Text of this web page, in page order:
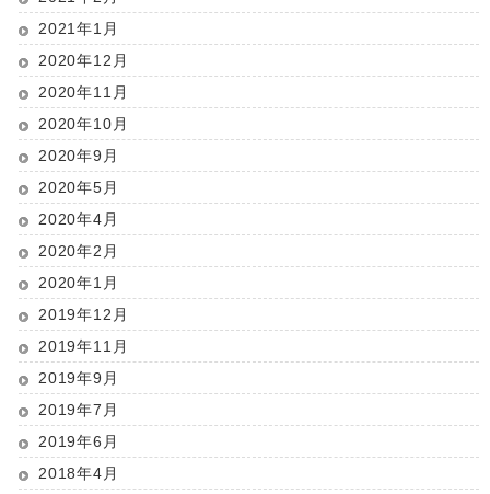
2021年1月
2020年12月
2020年11月
2020年10月
2020年9月
2020年5月
2020年4月
2020年2月
2020年1月
2019年12月
2019年11月
2019年9月
2019年7月
2019年6月
2018年4月